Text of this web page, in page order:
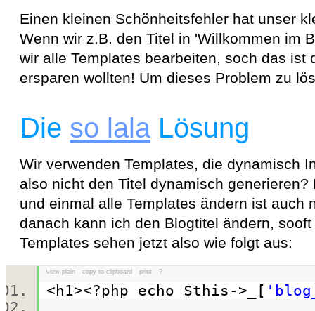
Einen kleinen Schönheitsfehler hat unser
Wenn wir z.B. den Titel in 'Willkommen im
wir alle Templates bearbeiten, soch das ist
ersparen wollten! Um dieses Problem zu
Die so lala Lösung
Wir verwenden Templates, die dynamisch
also nicht den Titel dynamisch
und einmal alle Templates ändern ist auch
danach kann ich den Blogtitel ändern,
Templates sehen jetzt also wie folgt aus:
view plain copy to clipboard print ?
<h1><?php echo $this ->_[